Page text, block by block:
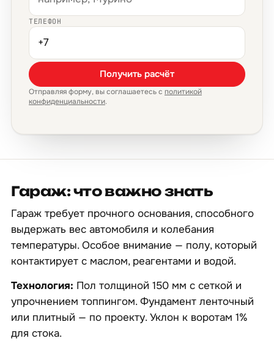
ТЕЛЕФОН
Получить расчёт
Отправляя форму, вы соглашаетесь с политикой
конфиденциальности.
Гараж: что важно знать
Гараж требует прочного основания, способного
выдержать вес автомобиля и колебания
температуры. Особое внимание — полу, который
контактирует с маслом, реагентами и водой.
Технология: Пол толщиной 150 мм с сеткой и
упрочнением топпингом. Фундамент ленточный
или плитный — по проекту. Уклон к воротам 1%
для стока.